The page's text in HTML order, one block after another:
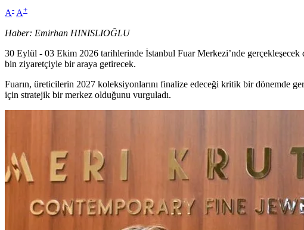
A- A+
Haber: Emirhan HINISLIOĞLU
30 Eylül - 03 Ekim 2026 tarihlerinde İstanbul Fuar Merkezi’nde
bin ziyaretçiyle bir araya getirecek.
Fuarın, üreticilerin 2027 koleksiyonlarını finalize edeceği kritik bir dönemde
için stratejik bir merkez olduğunu vurguladı.